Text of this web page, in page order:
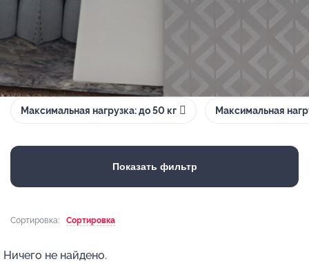
Максимальная нагрузка: до 50 кг Максимальная
Показать фильтр
Сортировка: Сортировка
Ничего не найдено.